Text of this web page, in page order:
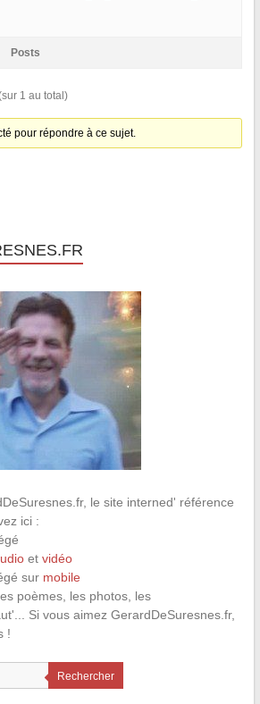
Posts
1 au total)
pour répondre à ce sujet.
le site interned' référence
ici :
et vidéo
sur mobile
poèmes, les photos, les
Si vous aimez GerardDeSuresnes.fr,
!
Rechercher